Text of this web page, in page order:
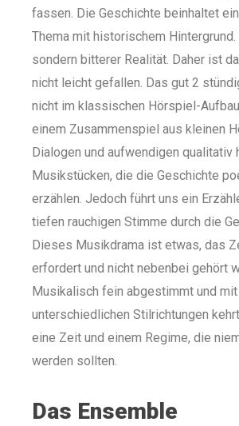
fassen. Die Geschichte beinhaltet
Thema mit historischem Hintergrund.
sondern bitterer Realität. Daher ist
nicht leicht gefallen. Das gut 2
nicht im klassischen Hörspiel-
einem Zusammenspiel aus kleinen
Dialogen und aufwendigen qualitativ
Musikstücken, die die Geschichte
erzählen. Jedoch führt uns ein
tiefen rauchigen Stimme durch die
Dieses Musikdrama ist etwas, das
erfordert und nicht nebenbei gehört
Musikalisch fein abgestimmt und mit
unterschiedlichen Stilrichtungen
eine Zeit und einem Regime, die
werden sollten.
Das Ensemble